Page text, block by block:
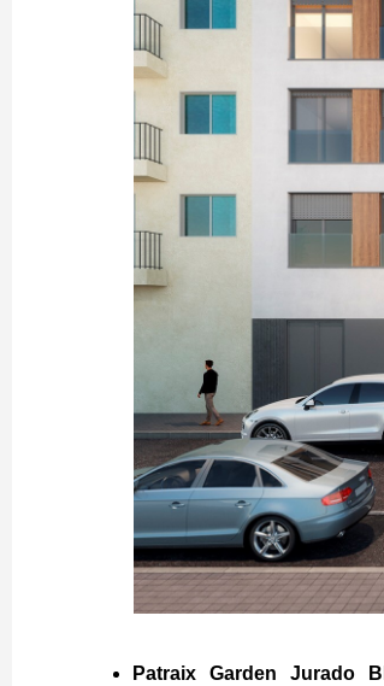
Patraix Garden Jurado